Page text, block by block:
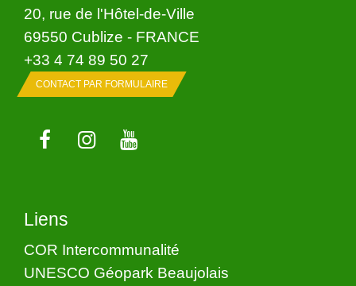
20, rue de l'Hôtel-de-Ville
69550 Cublize - FRANCE
+33 4 74 89 50 27
CONTACT PAR FORMULAIRE
Liens
COR Intercommunalité
UNESCO Géopark Beaujolais